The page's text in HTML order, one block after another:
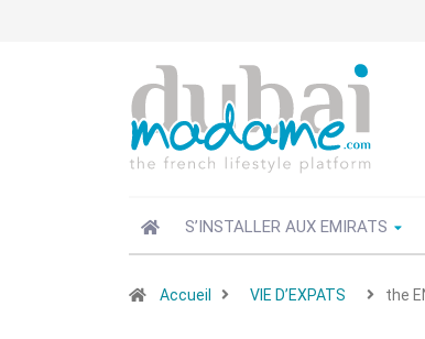
S’INSTALLER AUX EMIRATS
Accueil VIE D’EXPATS the